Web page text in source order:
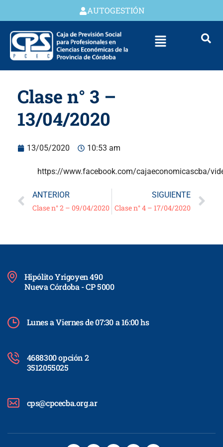
AUTOGESTIÓN
Clase n° 3 –
13/04/2020
13/05/2020 10:53 am
https://www.facebook.com/cajaeconomicascba/
ANTERIOR
Clase n° 2 – 09/04/2020
SIGUIENTE
Clase n° 4 – 17/04/2020
Hipólito Yrigoyen 490
Nueva Córdoba - CP 5000
Lunes a Viernes de 07:30 a 16:00 hs
4688300 opción 2
3512055025
cps@cpcecba.org.ar